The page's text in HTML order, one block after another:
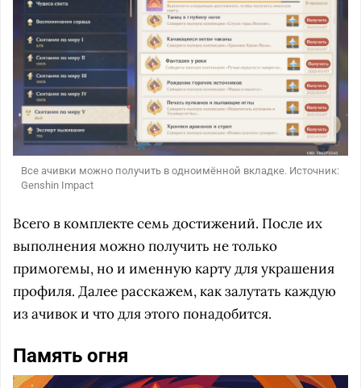
Все ачивки можно получить в одноимённой вкладке. Источник:
Genshin Impact
Всего в комплекте семь достижений. После их
выполнения можно получить не только
примогемы, но и именную карту для украшения
профиля. Далее расскажем, как залутать каждую
из ачивок и что для этого понадобится.
Память огня